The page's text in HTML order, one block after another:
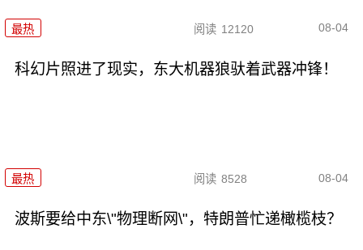
最热 阅读 12120 08-04
科幻片照进了现实，东大机器狼驮着武器冲锋！
最热 阅读 8528 08-04
波斯要给中东\"物理断网\"，特朗普忙递橄榄枝？